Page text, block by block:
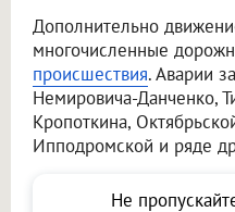
Дополнительно
многочисленные
происшествия. Аварии
Немировича-Данченко,
Кропоткина,
Ипподромской и ряде
Не